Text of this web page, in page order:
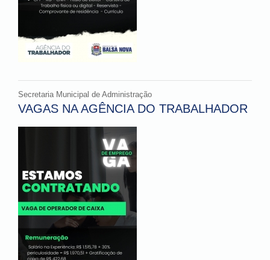
Secretaria Municipal de Administração
VAGAS NA AGÊNCIA DO TRABALHADOR